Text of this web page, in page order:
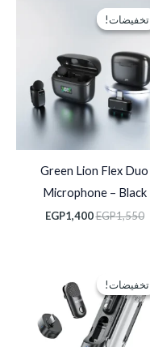
تخفيضات!
تخفيضات!
Green Lion Flex Duo
Microphone – Black
EGP1,550
EGP1,400
تخفيضات!
تخفيضات!
هو:
EGP5,950.